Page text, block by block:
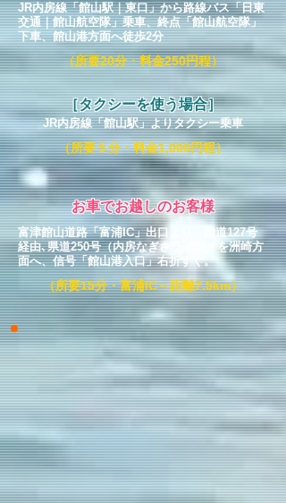
JR内房線「館山駅｜東口」から路線バス「日東
交通｜館山航空隊」乗車、終点「館山航空隊」
下車、館山港方面へ徒歩2分
（所要20分・料金250円程）
［タクシーを使う場合］
JR内房線「館山駅」よりタクシー乗車
（所要５分・料金1,000円程）
お車でお越しのお客様
富津館山道路「富浦IC」出口より、国道127号
経由､県道250号（内房なぎさライン）を洲崎方
面へ、信号「館山港入口」右折すぐ。
（所要15分・富浦IC～距離7.5km）